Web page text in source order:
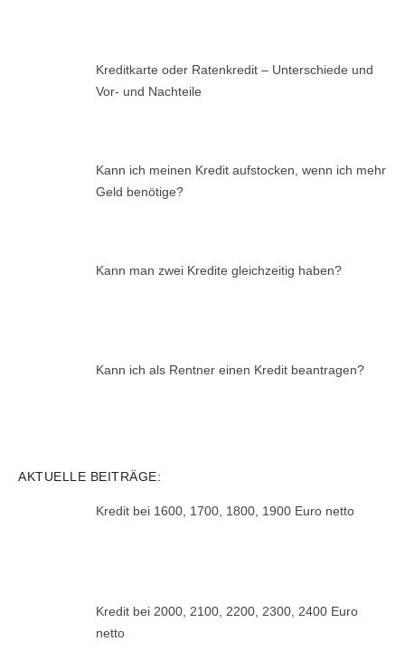
Kreditkarte oder Ratenkredit – Unterschiede und
Vor- und Nachteile
Kann ich meinen Kredit aufstocken, wenn ich mehr
Geld benötige?
Kann man zwei Kredite gleichzeitig haben?
Kann ich als Rentner einen Kredit beantragen?
AKTUELLE BEITRÄGE:
Kredit bei 1600, 1700, 1800, 1900 Euro netto
Kredit bei 2000, 2100, 2200, 2300, 2400 Euro
netto